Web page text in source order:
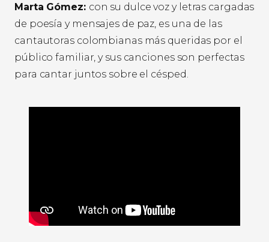
Marta Gómez: con su dulce voz y letras cargadas
de poesía y mensajes de paz, es una de las
cantautoras colombianas más queridas por el
público familiar, y sus canciones son perfectas
para cantar juntos sobre el césped.